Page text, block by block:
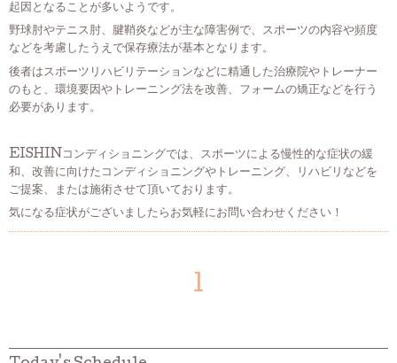
起因となることが多いようです。
野球肘やテニス肘、腱鞘炎などが主な障害例で、スポーツの内容や頻度
などを考慮したうえで保存療法が基本となります。
後者はスポーツリハビリテーションなどに精通した治療院やトレーナー
のもと、環境要因やトレーニング法を改善、フォームの矯正などを行う
必要があります。
EISHINコンディショニングでは、スポーツによる慢性的な症状の緩
和、改善に向けたコンディショニングやトレーニング、リハビリなどを
ご提案、または施術させて頂いております。
気になる症状がございましたらお気軽にお問い合わせください！
1